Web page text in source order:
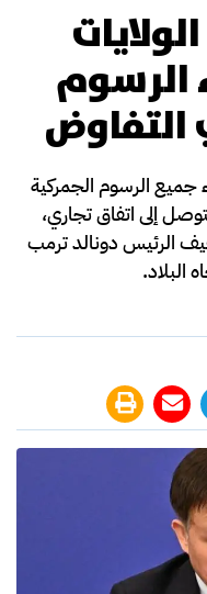
الرسوم
التفاوض
جميع الرسوم الجمركية
إلى اتفاق تجاري،
الرئيس دونالد ترمب
البلاد.